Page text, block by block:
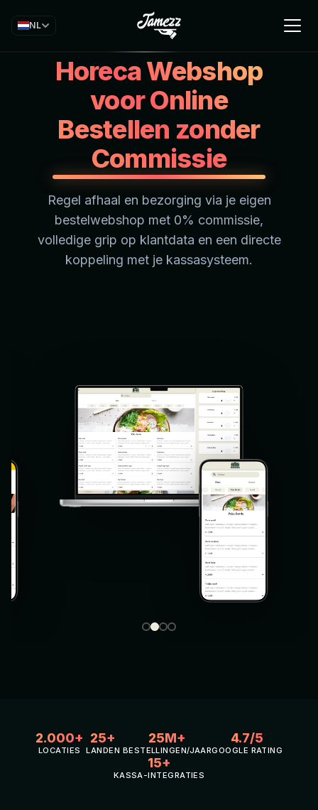
NL
Horeca Webshop
voor Online
Bestellen zonder
Commissie
Regel afhaal en bezorging via je eigen
bestelwebshop met 0% commissie,
volledige grip op klantdata en een directe
koppeling met je kassasysteem.
2.000+
LOCATIES
25+
LANDEN
25M+
BESTELLINGEN/JAAR
4.7/5
GOOGLE RATING
15+
KASSA-INTEGRATIES